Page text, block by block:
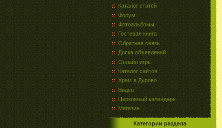
Каталог статей
Форум
Фотоальбомы
Гостевая книга
Обратная связь
Доска объявлений
Онлайн игры
Каталог сайтов
Храм в Дурово
Видео
Церковный календарь
Магазин
Категории раздела